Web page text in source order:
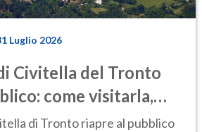
Luglio 2026
Civitella del Tronto
come visitarla,
di Tronto riapre al pubblico